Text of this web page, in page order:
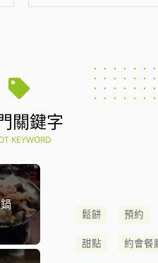
關鍵字
KEYWORD
鬆餅 預約
甜點 約會餐